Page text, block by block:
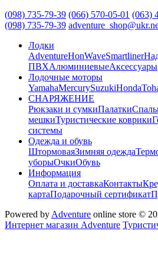
(098) 735-79-39 (066) 570-05-01 (063)
(098) 735-79-39
Лодки
AdventureHonWaveSmartliner
ПВХАлюминиевыеАксессуары
Лодочные моторы
YamahaMercurySuzukiHonda
СНАРЯЖЕНИЕ
Рюкзаки и сумкиПалатки
мешкиТуристические коврики
системы
Одежда и обувь
ШтормоваяЗимняя одежда
уборыОчкиОбувь
Информация
Оплата и доставкаКонтакты
картаПодарочный сертификат
Powered by Adventure online store ©
Интернет магазин Adventure